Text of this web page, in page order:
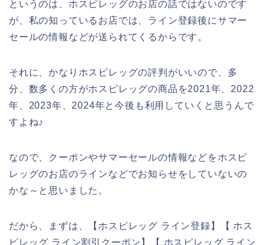
というのは、ホスピレッグのお店の話ではないのです
が、私の知っているお店では、ライン登録後にサマー
セールの情報などが送られてくるからです。
それに、かなりホスピレッグの評判がいいので、多
分、数多くの方がホスピレッグの商品を2021年、2022
年、2023年、2024年と今後も利用していくと思うんで
すよね♪
なので、クーポンやサマーセールの情報などをホスピ
レッグのお店のラインなどでお知らせをしていないの
かな～と思いました。
だから、まずは、【ホスピレッグ ライン登録】【 ホス
ピレッグ ライン割引クーポン】【 ホスピレッグ ライン